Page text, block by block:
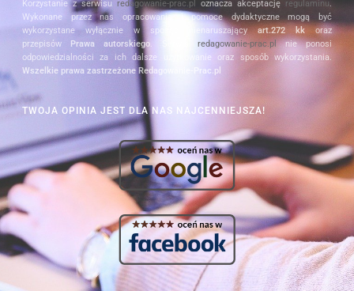
Korzystanie z serwisu redagowanie-prac.pl oznacza akceptację regulaminu.
Wykonane przez nas opracowania i pomoce dydaktyczne mogą być
wykorzystane wyłącznie w sposób nienaruszającyart.272 kkoraz
przepisów Prawa autorskiego. Serwis redagowanie-prac.pl nie ponosi
odpowiedzialności za ich dalsze użytkowanie oraz sposób wykorzystania.
Wszelkie prawa zastrzeżone Redagowanie-Prac.pl
TWOJA OPINIA JEST DLA NAS NAJCENNIEJSZA!